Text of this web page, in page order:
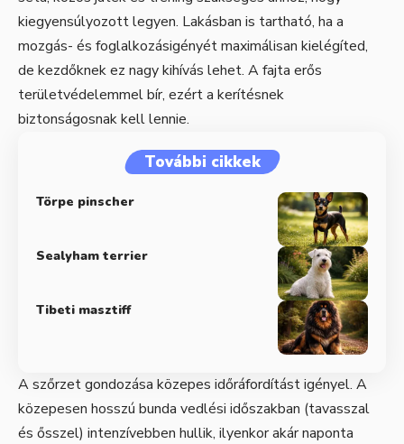
kiegyensúlyozott legyen. Lakásban is tartható, ha a
mozgás- és foglalkozásigényét maximálisan kielégíted,
de kezdőknek ez nagy kihívás lehet. A fajta erős
területvédelemmel bír, ezért a kerítésnek
biztonságosnak kell lennie.
További cikkek
Törpe pinscher
Sealyham terrier
Tibeti masztiff
A szőrzet gondozása közepes időráfordítást igényel. A
közepesen hosszú bunda vedlési időszakban (tavasszal
és ősszel) intenzívebben hullik, ilyenkor akár naponta